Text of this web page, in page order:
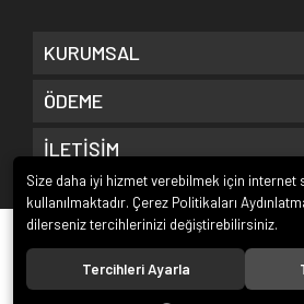
KURUMSAL
ÖDEME
İLETİŞİM
Size daha iyi hizmet verebilmek için internet
kullanılmaktadır. Çerez Politikaları
dilerseniz tercihlerinizi değiştirebilirsiniz.
Tercihleri Ayarla